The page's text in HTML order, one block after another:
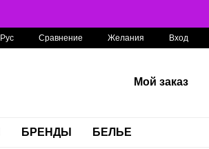
Рус Сравнение Желания Вход
Мой заказ
БРЕНДЫ БЕЛЬЕ